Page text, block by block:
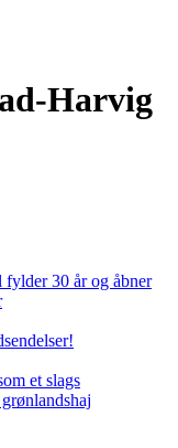
Harvig
30 år og åbner
et slags